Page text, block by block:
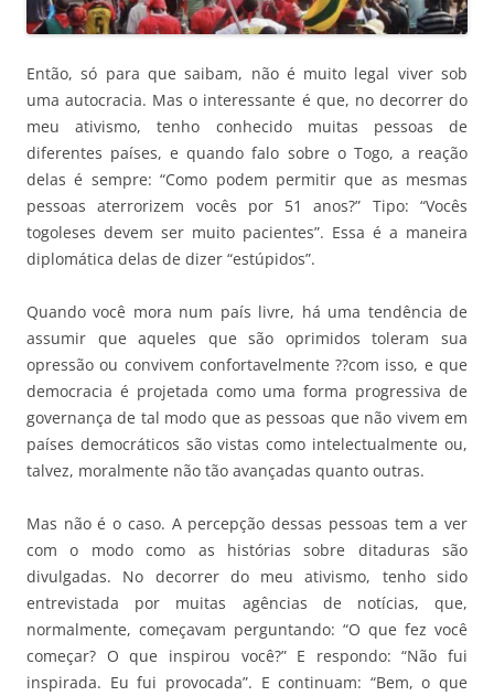
Então, só para que saibam, não é muito legal viver sob
uma autocracia. Mas o interessante é que, no decorrer do
meu ativismo, tenho conhecido muitas pessoas de
diferentes países, e quando falo sobre o Togo, a reação
delas é sempre: “Como podem permitir que as mesmas
pessoas aterrorizem vocês por 51 anos?” Tipo: “Vocês
togoleses devem ser muito pacientes”. Essa é a maneira
diplomática delas de dizer “estúpidos”.
Quando você mora num país livre, há uma tendência de
assumir que aqueles que são oprimidos toleram sua
opressão ou convivem confortavelmente ??com isso, e que
democracia é projetada como uma forma progressiva de
governança de tal modo que as pessoas que não vivem em
países democráticos são vistas como intelectualmente ou,
talvez, moralmente não tão avançadas quanto outras.
Mas não é o caso. A percepção dessas pessoas tem a ver
com o modo como as histórias sobre ditaduras são
divulgadas. No decorrer do meu ativismo, tenho sido
entrevistada por muitas agências de notícias, que,
normalmente, começavam perguntando: “O que fez você
começar? O que inspirou você?” E respondo: “Não fui
inspirada. Eu fui provocada”. E continuam: “Bem, o que